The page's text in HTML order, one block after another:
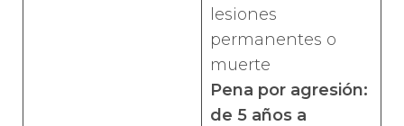
lesiones
permanentes o
muerte
Pena por agresión:
de 5 años a